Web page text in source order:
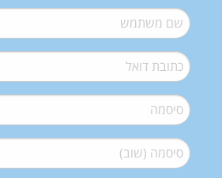
שם משתמש*
דואל*
סיסמה*
סיסמה (שוב)*